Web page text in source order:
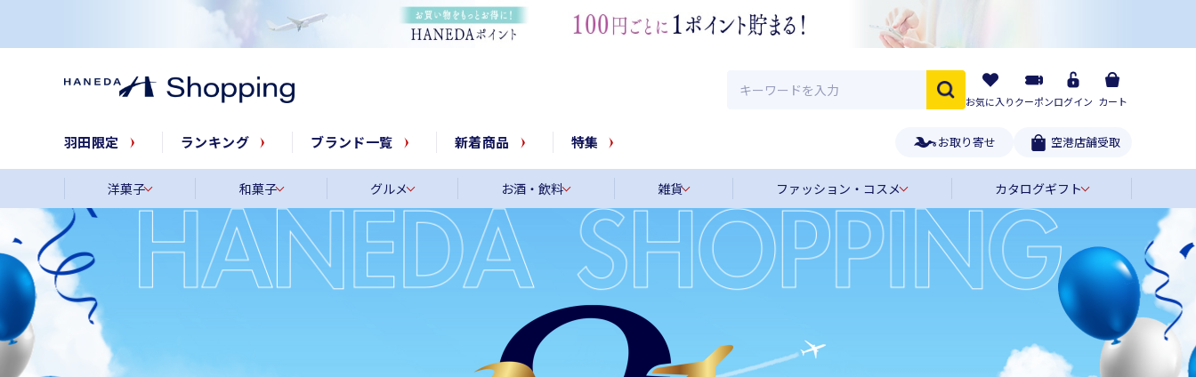
お気に入りクーポンログイン カート
羽田限定 ランキング ブランド一覧 新着商品 特集 お取り寄せ 空港店舗受取
洋菓子 和菓子 グルメ お酒・飲料 雑貨 ファッション・コスメ カタログギフト